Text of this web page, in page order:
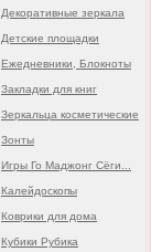
Декоративные зеркала
Детские площадки
Ежедневники, Блокноты
Закладки для книг
Зеркальца косметические
Зонты
Игры Го Маджонг Сёги...
Калейдоскопы
Коврики для дома
Кубики Рубика